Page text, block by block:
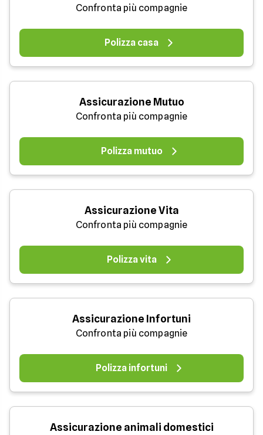
Confronta più compagnie
Polizza casa
Assicurazione Mutuo
Confronta più compagnie
Polizza mutuo
Assicurazione Vita
Confronta più compagnie
Polizza vita
Assicurazione Infortuni
Confronta più compagnie
Polizza infortuni
Assicurazione animali domestici